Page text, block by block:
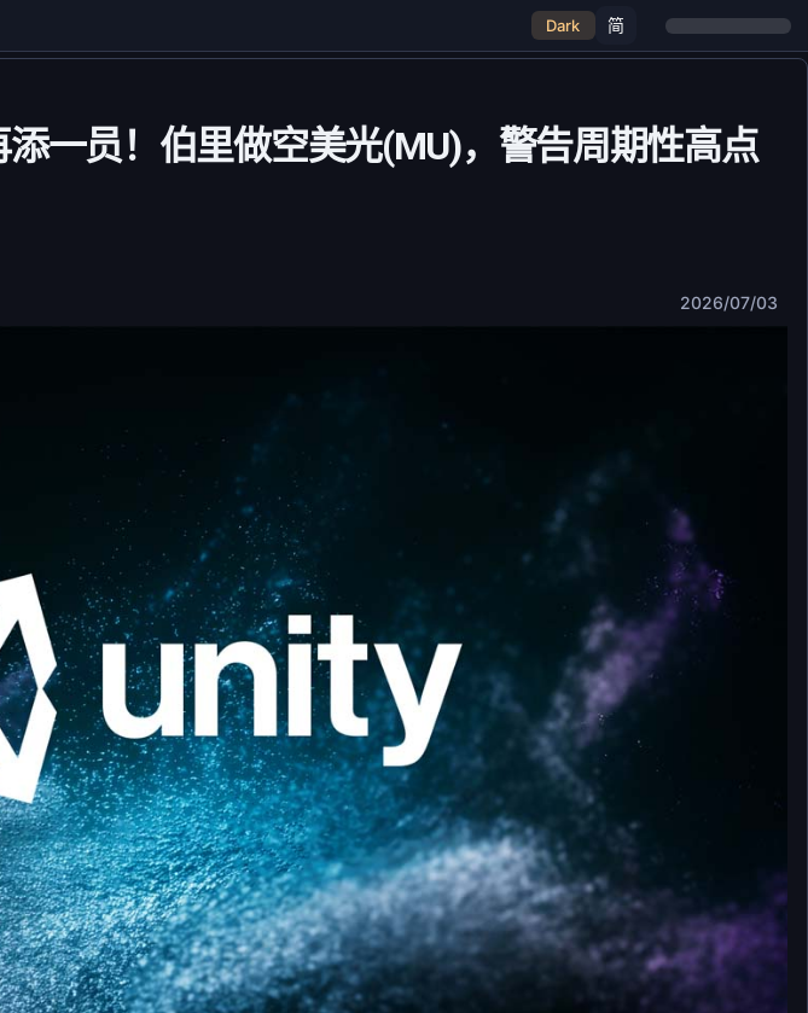
Dark 简
一员！伯里做空美光(MU)，警告周期性高点
2026/07/03